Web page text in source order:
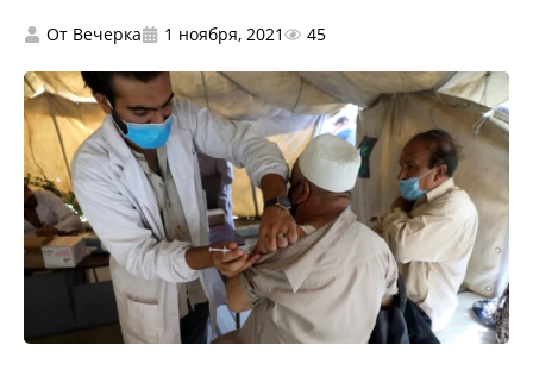
От Вечерка 1 ноября, 2021 45